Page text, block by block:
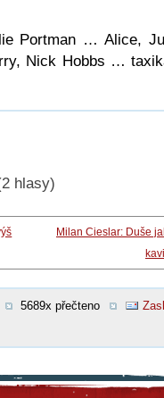
Portman … Alice,
Nick Hobbs …
2 hlasy)
Milan Cieslar: Duše
5689x přečteno